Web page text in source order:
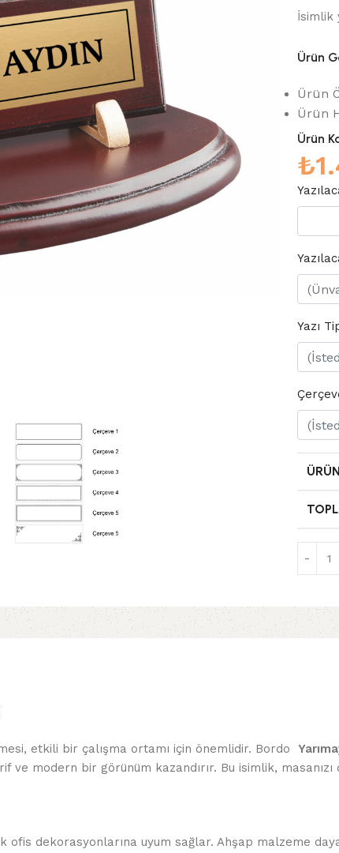
İsimlik
Ürün
Ürün
Ürün
Ürün
₺
Yazı
etkili bir çalışma ortamı için önemlidir. Bordo
ve modern bir görünüm kazandırır. Bu isimlik,
dekorasyonlarına uyum sağlar. Ahşap malzeme